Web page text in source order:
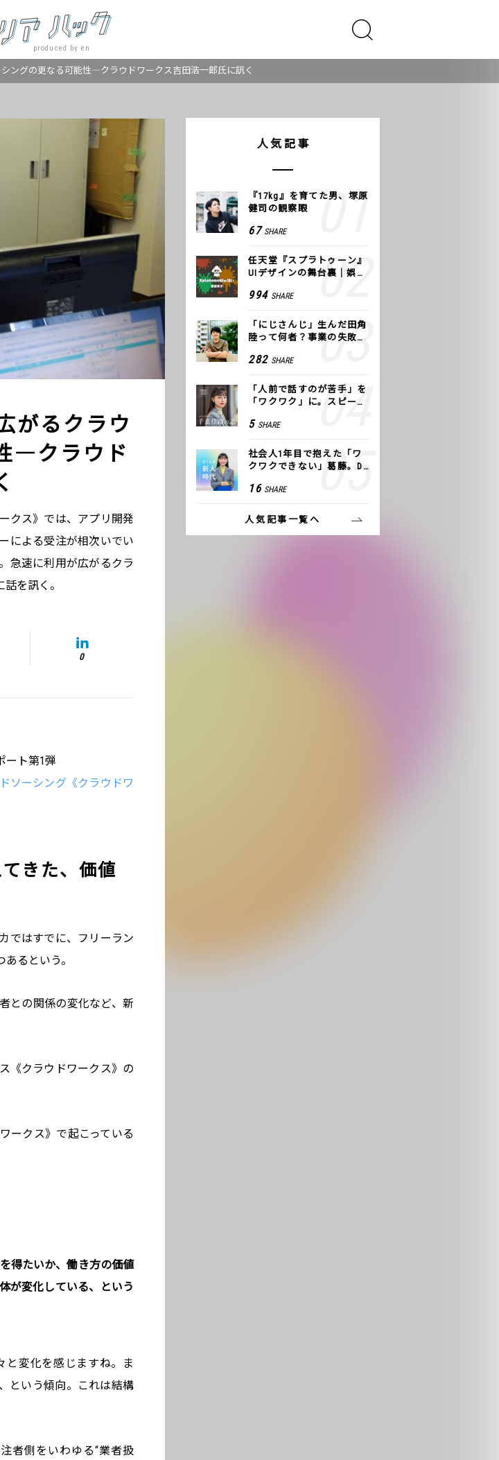
produced by en
ングの更なる可能性―クラウドワークス吉田浩一郎氏に訊く
がるクラウ
―クラウド
クス》では、アプリ開発
による受注が相次いでい
急速に利用が広がるクラ
を訊く。
0
ート第1弾
ソーシング《クラウドワ
きた、価値
ではすでに、フリーラン
るという。
との関係の変化など、新
《クラウドワークス》の
ークス》で起こっている
得たいか、働き方の価値
が変化している、という
と変化を感じますね。ま
という傾向。これは結構
者側をいわゆる“業者扱
人気記事
『17kg』を育てた男、塚原
健司の観察眼
67 SHARE
任天堂『スプラトゥーン』
UIデザインの舞台裏｜娯楽
994 SHARE
「にじさんじ」生んだ田角
陸って何者？事業の失敗
COLOR
282 SHARE
「人前で話すのが苦手」を
「ワクワク」に。スピーチ
方トレーニング」に込めた
5 SHARE
社会人1年目で抱えた「ワ
クワクできない」葛藤。De
つけた、私の生きる道
16 SHARE
人気記事一覧へ